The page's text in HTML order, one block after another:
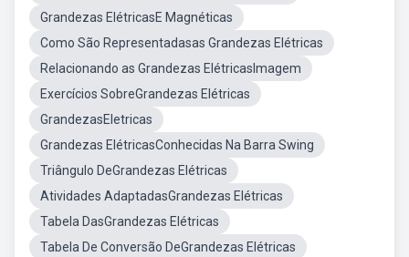
Grandezas ElétricasE Magnéticas
Como São Representadasas Grandezas Elétricas
Relacionando as Grandezas ElétricasImagem
Exercícios SobreGrandezas Elétricas
GrandezasEletricas
Grandezas ElétricasConhecidas Na Barra Swing
Triângulo DeGrandezas Elétricas
Atividades AdaptadasGrandezas Elétricas
Tabela DasGrandezas Elétricas
Tabela De Conversão DeGrandezas Elétricas